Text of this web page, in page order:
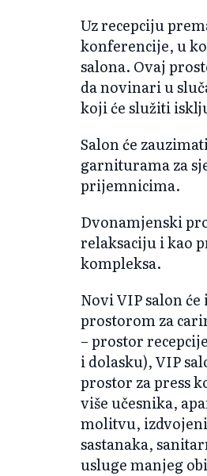
Uz recepciju
konferencije, u
salona. Ovaj
da novinari u
koji će služiti
Salon će
garniturama za
prijemnicima.
Dvonamjenski
relaksaciju i kao
kompleksa.
Novi VIP salon
prostorom za
– prostor
i dolasku), VIP
prostor za press
više učesnika,
molitvu,
sastanaka,
usluge manjeg